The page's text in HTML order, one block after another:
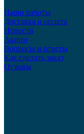
Наши работы
Доставка и оплата
Новости
Акции
Вопросы и ответы
Как сделать заказ
Отзывы